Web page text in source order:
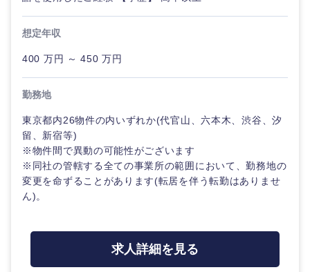
想定年収
400 万円 ～ 450 万円
勤務地
東京都内26物件の内いずれか(代官山、六本木、渋谷、汐
留、新宿等)
※物件間で異動の可能性がございます
※同社の管轄する全ての事業所の範囲において、勤務地の
変更を命ずることがあります(転居を伴う転勤はありませ
ん)。
求人詳細を見る